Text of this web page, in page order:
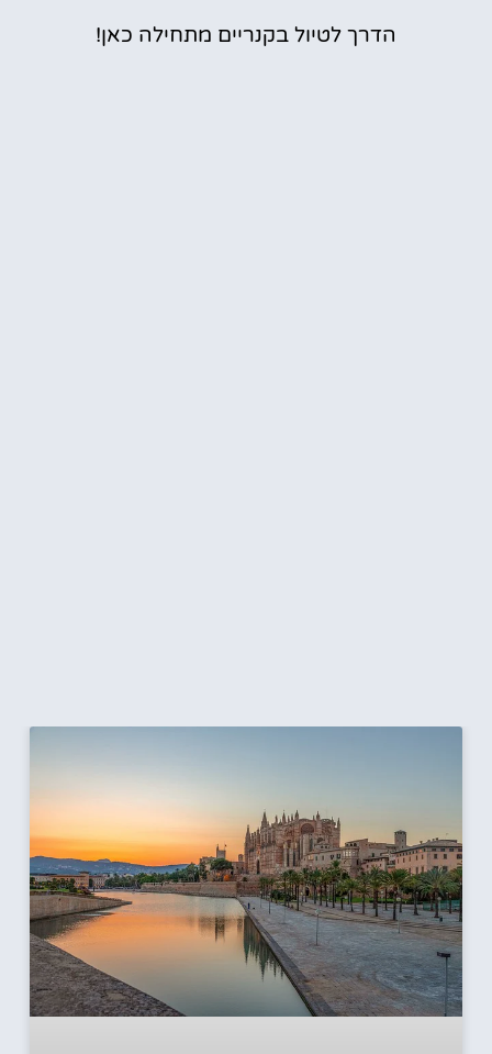
הדרך לטיול בקנריים מתחילה כאן!